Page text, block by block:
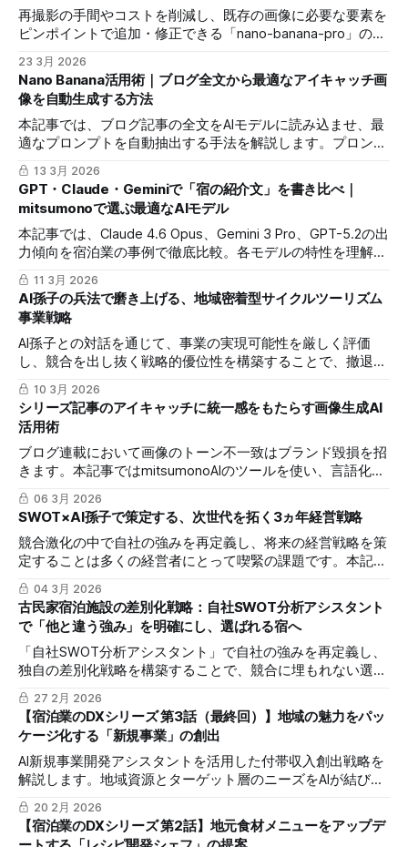
再撮影の手間やコストを削減し、既存の画像に必要な要素を
ピンポイントで追加・修正できる「nano-banana-pro」の使
見変更など、実務で直面する課題を数分で解決するステップ
を紹介します。
23 3月 2026
Nano Banana活用術｜ブログ全文から最適なアイキャッチ画
像を自動生成する方法
本記事では、ブログ記事の全文をAIモデルに読み込ませ、最
適なプロンプトを自動抽出する手法を解説します。プロンプ
ト考案の手間を排除し、コンテンツ内容と合致した高品質な
アイキャッチ画像を短時間で実現できます。
13 3月 2026
GPT・Claude・Geminiで「宿の紹介文」を書き比べ｜
mitsumonoで選ぶ最適なAIモデル
本記事では、Claude 4.6 Opus、Gemini 3 Pro、GPT-5.2の出
力傾向を宿泊業の事例で徹底比較。各モデルの特性を理解
し、mitsumonoAIで最適な使い分けを実現する実践的ワーク
フローを解説します。
11 3月 2026
AI孫子の兵法で磨き上げる、地域密着型サイクルツーリズム
事業戦略
AI孫子との対話を通じて、事業の実現可能性を厳しく評価
し、競合を出し抜く戦略的優位性を構築することで、撤退リ
スクを最小限に抑え、成功へと導く実践的なマニュアルで
す。
10 3月 2026
シリーズ記事のアイキャッチに統一感をもたらす画像生成AI
活用術
ブログ連載において画像のトーン不一致はブランド毀損を招
きます。本記事ではmitsumonoAIのツールを使い、言語化困
難なデザインのこだわりを正確にプロンプトへ反映し、シリ
ーズを通した一貫性を保つ手法を解説します。デザインスキ
ル不要で、意図通りの高品質な画像を安定して生成する仕組
みを構築できます。
06 3月 2026
SWOT×AI孫子で策定する、次世代を拓く3ヵ年経営戦略
競合激化の中で自社の強みを再定義し、将来の経営戦略を策
定することは多くの経営者にとって喫緊の課題です。本記事
では、mitsumonoAIの「自社SWOT分析アシスタント」で客
観的な現状を把握し、「Sensei AI - AI孫子（現代語版）」で
古典の知恵を現代に活かす実践的な方法を解説します。
04 3月 2026
古民家宿泊施設の差別化戦略：自社SWOT分析アシスタント
で「他と違う強み」を明確にし、選ばれる宿へ
「自社SWOT分析アシスタント」で自社の強みを再定義し、
独自の差別化戦略を構築することで、競合に埋もれない選ば
れる理由を作り、既存顧客のLTVを最大化する方法を解説し
ます。
27 2月 2026
【宿泊業のDXシリーズ 第3話（最終回）】地域の魅力をパッ
ケージ化する「新規事業」の創出
AI新規事業開発アシスタントを活用した付帯収入創出戦略を
解説します。地域資源とターゲット層のニーズをAIが結びつ
け、協力先への提案まで含めた事業案を効率的に策定する実
践ステップを紹介します。
20 2月 2026
【宿泊業のDXシリーズ 第2話】地元食材メニューをアップデ